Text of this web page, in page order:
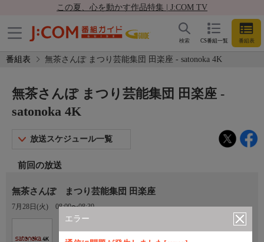
この夏、心を動かす作品特集 | J:COM TV
CS番組一覧 番組表
検索
番組表 無茶さんぽ まつり芸能集団 田楽座 - satonoka 4K
エラー
無茶さんぽ まつり芸能集団 田楽座 -
satonoka 4K
放送スケジュール一覧
前回の放送
無茶さんぽ まつり芸能集団 田楽座
7月28日(火) 08:00〜08:30